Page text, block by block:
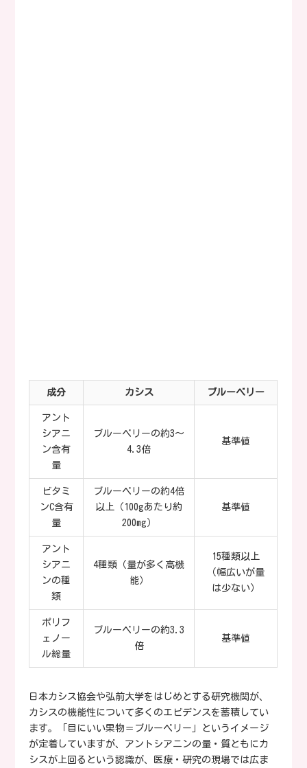
成分 カシス ブルーベリー
アント
シアニ
ン含有
量
ブルーベリーの約3〜
4.3倍
基準値
ビタミ
ンC含有
量
ブルーベリーの約4倍
以上（100gあたり約
200mg）
基準値
アント
シアニ
ンの種
類
4種類（量が多く高機
能）
15種類以上
（幅広いが量
は少ない）
ポリフ
ェノー
ル総量
ブルーベリーの約3.3
倍
基準値
日本カシス協会や弘前大学をはじめとする研究機関が、
カシスの機能性について多くのエビデンスを蓄積してい
ます。「目にいい果物＝ブルーベリー」というイメージ
が定着していますが、アントシアニンの量・質ともにカ
シスが上回るという認識が、医療・研究の現場では広ま